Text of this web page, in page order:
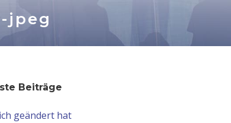
jpeg
Beiträge
geändert hat